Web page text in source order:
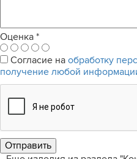
Оценка *
Согласие на обработку
получение любой